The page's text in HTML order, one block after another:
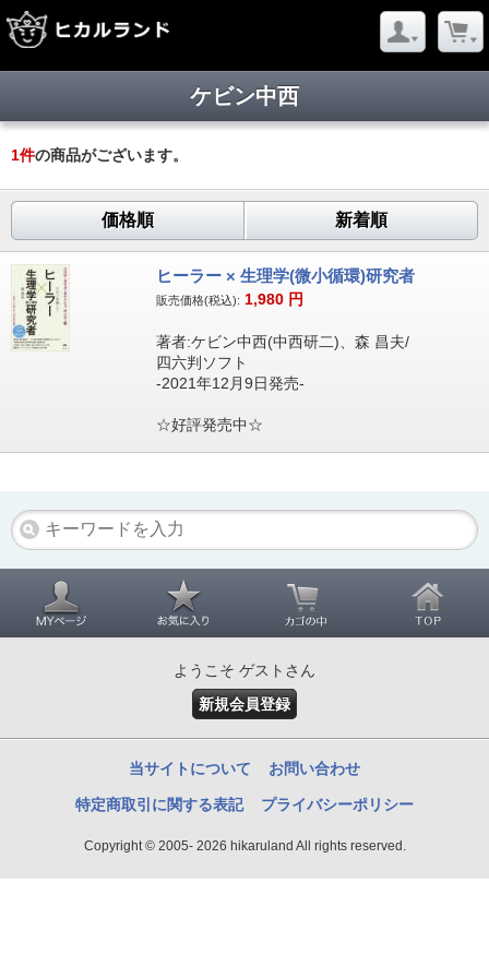
ケビン中西
1件の商品がございます。
価格順 新着順
ヒーラー × 生理学(微小循環)研究者
販売価格(税込): 1,980 円
著者:ケビン中西(中西研二)、森 昌夫/
四六判ソフト
-2021年12月9日発売-
☆好評発売中☆
ようこそ ゲストさん
新規会員登録
当サイトについて お問い合わせ
特定商取引に関する表記 プライバシーポリシー
Copyright © 2005- 2026 hikaruland All rights reserved.